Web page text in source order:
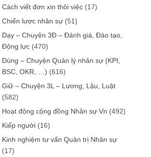
Cách viết đơn xin thôi việc (17)
Chiến lược nhân sự (51)
Dạy – Chuyện 3Đ – Đánh giá, Đào tạo,
Động lực (470)
Dùng – Chuyện Quản lý nhân sự (KPI,
BSC, OKR, …) (616)
Giữ – Chuyện 3L – Lương, Lậu, Luật
(582)
Hoạt động cộng đồng Nhân sự Vn (492)
Kiếp người (16)
Kinh nghiệm tư vấn Quản trị Nhân sự
(17)